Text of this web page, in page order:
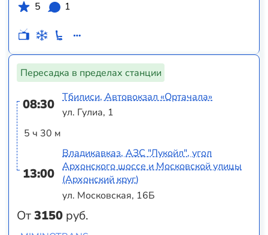
5
1
Пересадка в пределах станции
08:30
5 ч 30 м
13:00
От3150 руб.
Тбилиси, Автовокзал «Ортачала»
ул. Гулиа, 1
Владикавказ, АЗС "Лукойл", угол
Архонского шоссе и Московской улицы
(Архонский круг)
ул. Московская, 16Б